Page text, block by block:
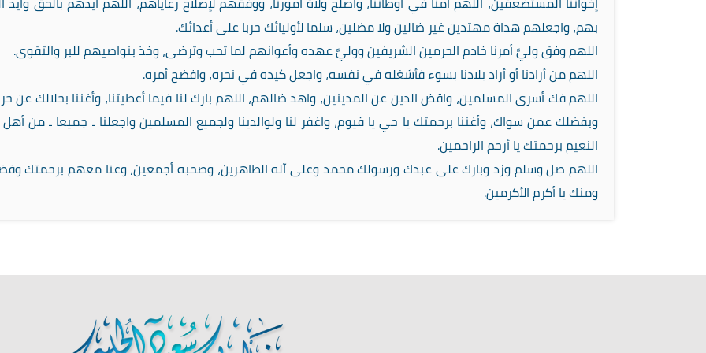
بهم، واجعلهم هداة مهتدين غير ضالين ولا مضلين، سلما لأوليائك حربا على أعدائك.
اللهم وفق وليَّ أمرنا خادم الحرمين الشريفين ووليَّ عهده وأعوانهم لما تحب وترضى، وخذ بنواصيهم للبر والتقوى.
اللهم من أرادنا أو أراد بلادنا بسوء فأشغله في نفسه، واجعل كيده في نحره، وافضح أمره.
اللهم فك أسرى المسلمين، واقض الدين عن المدينين، واهد ضالهم، اللهم بارك لنا فيما أعطيتنا، وأغننا بحلالك عن
وبفضلك عمن سواك، وأغننا برحمتك يا حي يا قيوم، واغفر لنا ولوالدينا ولجميع المسلمين واجعلنا ـ جميعا ـ من
النعيم برحمتك يا أرحم الراحمين.
اللهم صل وسلم وزد وبارك على عبدك ورسولك محمد وعلى آله الطاهرين، وصحبه أجمعين، وعنا معهم برحمتك
ومنك يا أكرم الأكرمين.